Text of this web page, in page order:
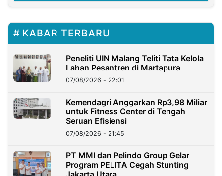
KABAR TERBARU
Peneliti UIN Malang Teliti Tata Kelola
Lahan Pesantren di Martapura
07/08/2026 - 22:01
Kemendagri Anggarkan Rp3,98 Miliar
untuk Fitness Center di Tengah
Seruan Efisiensi
07/08/2026 - 21:45
PT MMI dan Pelindo Group Gelar
Program PELITA Cegah Stunting